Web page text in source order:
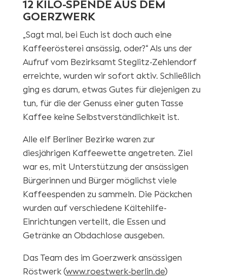
12 KILO-SPENDE AUS DEM
GOERZWERK
„Sagt mal, bei Euch ist doch auch eine
Kaffeerösterei ansässig, oder?“ Als uns der
Aufruf vom Bezirksamt Steglitz-Zehlendorf
erreichte, wurden wir sofort aktiv. Schließlich
ging es darum, etwas Gutes für diejenigen zu
tun, für die der Genuss einer guten Tasse
Kaffee keine Selbstverständlichkeit ist.
Alle elf Berliner Bezirke waren zur
diesjährigen Kaffeewette angetreten. Ziel
war es, mit Unterstützung der ansässigen
Bürgerinnen und Bürger möglichst viele
Kaffeespenden zu sammeln. Die Päckchen
wurden auf verschiedene Kältehilfe-
Einrichtungen verteilt, die Essen und
Getränke an Obdachlose ausgeben.
Das Team des im Goerzwerk ansässigen
Röstwerk (www.roestwerk-berlin.de)